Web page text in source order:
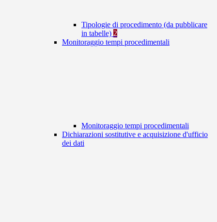
Tipologie di procedimento (da pubblicare
in tabelle) 2
Monitoraggio tempi procedimentali
Monitoraggio tempi procedimentali
Dichiarazioni sostitutive e acquisizione d'ufficio
dei dati